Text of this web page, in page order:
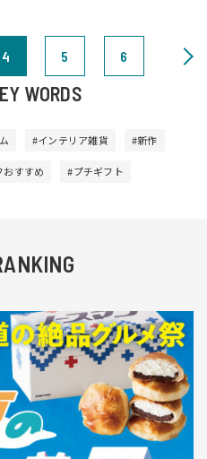
4 5 6
WORDS
#インテリア雑貨 #新作
おすすめ #プチギフト